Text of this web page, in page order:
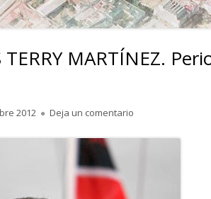
MARTÍNEZ.
2012 Deja un comentario para 1.497.